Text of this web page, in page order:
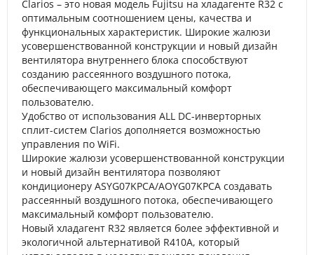
Clarios – это новая модель Fujitsu на хладагенте R32 с
оптимальным соотношением цены, качества и
функциональных характеристик. Широкие жалюзи
усовершенствованной конструкции и новый дизайн
вентилятора внутреннего блока способствуют
созданию рассеянного воздушного потока,
обеспечивающего максимальный комфорт
пользователю.
Удобство от использования ALL DC-инверторных
сплит-систем Clarios дополняется возможностью
управления по WiFi.
Широкие жалюзи усовершенствованной конструкции
и новый дизайн вентилятора позволяют
кондиционеру ASYG07KPCA/AOYG07KPCA создавать
рассеянный воздушного потока, обеспечивающего
максимальный комфорт пользователю.
Новый хладагент R32 является более эффективной и
экологичной альтернативой R410A, который